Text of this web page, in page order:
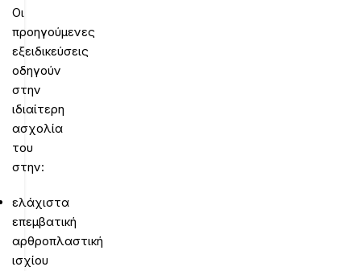
Οι
προηγούμενες
εξειδικεύσεις
οδηγούν
στην
ιδιαίτερη
ασχολία
του
στην:
ελάχιστα
επεμβατική
αρθροπλαστική
ισχίου